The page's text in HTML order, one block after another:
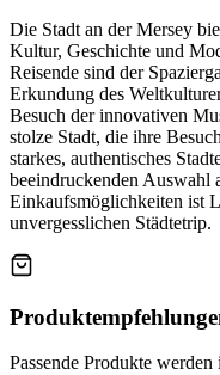
Die Stadt an der Mersey
Kultur, Geschichte und
Reisende sind der
Erkundung des
Besuch der innovativen
stolze Stadt, die ihre
starkes, authentisches
beeindruckenden Auswahl
Einkaufsmöglichkeiten ist
unvergesslichen Städtetrip.
Passende Produkte